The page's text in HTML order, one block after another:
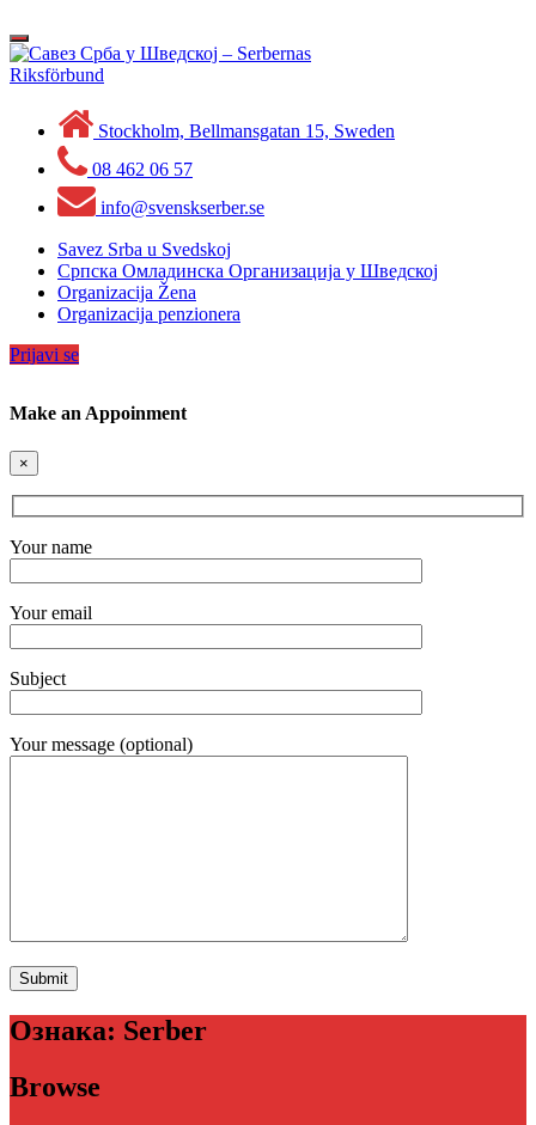
to
content
Toggle
navigation
Stockholm, Bellmansgatan 15, Sweden
08 462 06 57
info@svenskserber.se
Savez Srba u Svedskoj
Српска Омладинска Организација у Шведској
Organizacija Žena
Organizacija penzionera
Prijavi se
Make an Appoinment
×
Your name
Your email
Subject
Your message (optional)
Ознака: Serber
Browse